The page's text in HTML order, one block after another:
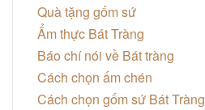
Quà tặng gốm sứ
Ẩm thực Bát Tràng
Báo chí nói về Bát tràng
Cách chọn ấm chén
Cách chọn gốm sứ Bát Tràng